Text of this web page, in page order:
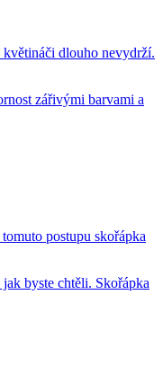
dlouho nevydrží.
zářivými barvami a
postupu skořápka
byste chtěli. Skořápka